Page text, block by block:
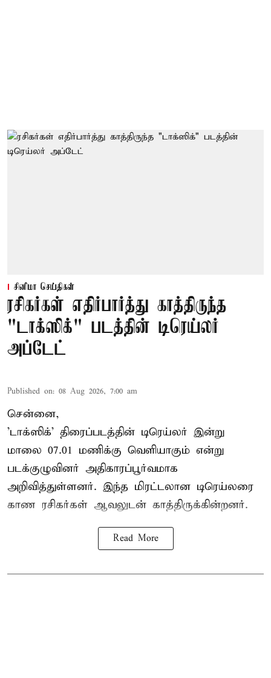
சினிமா செய்திகள்
ரசிகர்கள் எதிர்பார்த்து காத்திருந்த
"டாக்ஸிக்" படத்தின் டிரெய்லர்
அப்டேட்
Published on: 08 Aug 2026, 7:00 am
சென்னை,
'டாக்ஸிக்' திரைப்படத்தின் டிரெய்லர் இன்று
மாலை 07.01 மணிக்கு வெளியாகும் என்று
படக்குழுவினர் அதிகாரப்பூர்வமாக
அறிவித்துள்ளனர். இந்த மிரட்டலான டிரெய்லரை
காண ரசிகர்கள் ஆவலுடன் காத்திருக்கின்றனர்.
Read More